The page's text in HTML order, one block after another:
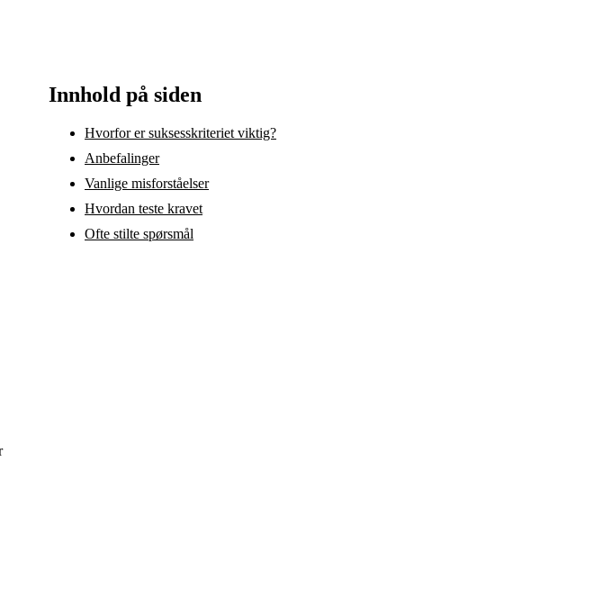
Innhold på siden
Hvorfor er suksesskriteriet viktig?
Anbefalinger
Vanlige misforståelser
Hvordan teste kravet
Ofte stilte spørsmål